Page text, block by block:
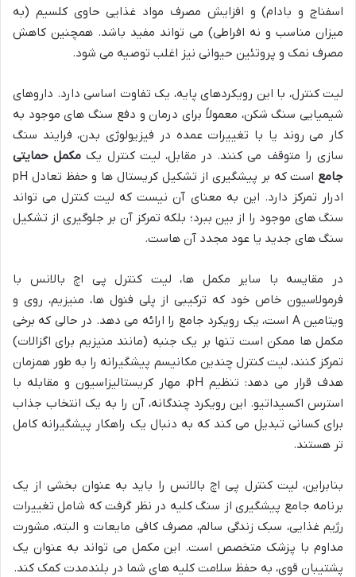
اسفناج و بادام) و افزایش مصرف مواد غذایی حاوی کلسیم (به
میزان مناسب و نه افراطی) می تواند مفید باشد. همچنین کاهش
مصرف نمک و پروتئین حیوانی نیز اغلب توصیه می شود.
لیت کنترل، با این رویکردهای پایه، یک تفاوت اساسی دارد. داروهای
شیمیایی سنگ شکن، معمولاً برای درمان و دفع سنگ های موجود به
کار می روند یا با تغییرات عمده در فیزیولوژی بدن، فرایند سنگ
سازی را متوقف می کنند. در مقابل، لیت کنترل یک مکمل حمایتی
جامع
است که بر پیشگیری از تشکیل کریستال ها و حفظ تعادل pH
ادرار تمرکز دارد. این به معنای آن نیست که لیت کنترل می تواند
سنگ های موجود را از بین ببرد؛ بلکه تمرکز آن بر جلوگیری از تشکیل
سنگ های جدید یا عود مجدد آن هاست.
در مقایسه با سایر مکمل ها، لیت کنترل پی اچ بالانس با
فرمولاسیون خاص خود که ترکیبی از پلی فنول ها، منیزیم، روی و
ویتامین A است، یک رویکرد جامع را ارائه می دهد. در حالی که برخی
مکمل ها ممکن است تنها بر یک جنبه (مانند منیزیم برای اگزالات)
تمرکز کنند، لیت کنترل چندین مکانیسم پیشگیرانه را به طور همزمان
هدف قرار می دهد: تنظیم pH، مهار کریستالیزاسیون و مقابله با
استرس اکسیداتیو. این رویکرد چندگانه، آن را به یک انتخاب جذاب
برای کسانی تبدیل می کند که به دنبال یک راهکار پیشگیرانه کامل
تر هستند.
بنابراین، لیت کنترل پی اچ بالانس را باید به عنوان بخشی از یک
برنامه جامع پیشگیری از سنگ کلیه در نظر گرفت که شامل تغییرات
رژیم غذایی، سبک زندگی سالم، مصرف کافی مایعات و البته، مشورت
مداوم با پزشک متخصص است. این مکمل می تواند به عنوان یک
پشتیبان قوی، به حفظ سلامت کلیه های شما در بلندمدت کمک کند.